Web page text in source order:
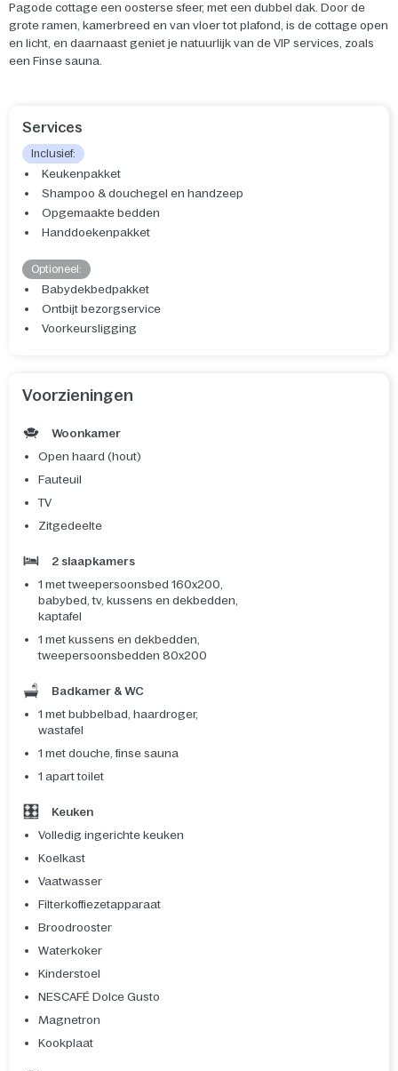
Pagode cottage een oosterse sfeer, met een dubbel dak. Door de
grote ramen, kamerbreed en van vloer tot plafond, is de cottage open
en licht, en daarnaast geniet je natuurlijk van de VIP services, zoals
een Finse sauna.
Services
Inclusief:
Keukenpakket
Shampoo & douchegel en handzeep
Opgemaakte bedden
Handdoekenpakket
Optioneel:
Babydekbedpakket
Ontbijt bezorgservice
Voorkeursligging
Voorzieningen
Woonkamer
Open haard (hout)
Fauteuil
TV
Zitgedeelte
2 slaapkamers
1 met tweepersoonsbed 160x200,
babybed, tv, kussens en dekbedden,
kaptafel
1 met kussens en dekbedden,
tweepersoonsbedden 80x200
Badkamer & WC
1 met bubbelbad, haardroger,
wastafel
1 met douche, finse sauna
1 apart toilet
Keuken
Volledig ingerichte keuken
Koelkast
Vaatwasser
Filterkoffiezetapparaat
Broodrooster
Waterkoker
Kinderstoel
NESCAFÉ Dolce Gusto
Magnetron
Kookplaat